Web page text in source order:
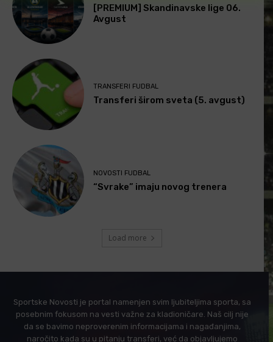
[PREMIUM] Skandinavske lige 06.
Avgust
TRANSFERI FUDBAL
Transferi širom sveta (5. avgust)
NOVOSTI FUDBAL
“Svrake” imaju novog trenera
Load more
Sportske Novosti je portal namenjen svim ljubiteljima sporta, sa
posebnim fokusom na vesti važne za kladioničare. Naš cilj nije
da se bavimo neproverenim informacijama i nagađanjima,
naročito kada su u pitanju transferi, već da objavljujemo